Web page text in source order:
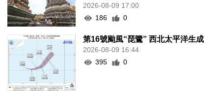
2026-08-09 17:00
186
0
第16號颱風“琵鷺” 西北太平洋生成
2026-08-09 16:44
395
0